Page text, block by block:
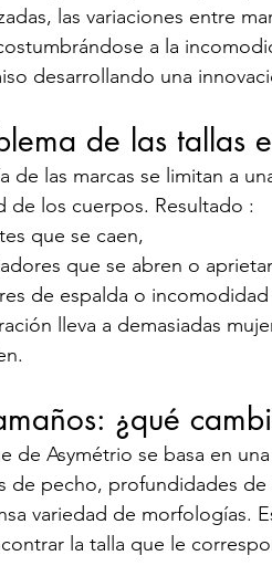
las variaciones entre
a la
desarrollando una
de las tallas
de las marcas se limitan a
de los cuerpos. Resultado :
que se caen,
que se abren o
de espalda o
lleva a demasiadas
¿qué
de Asymétrio se basa en
de pecho, profundidades de
variedad de morfologías.
la talla que le